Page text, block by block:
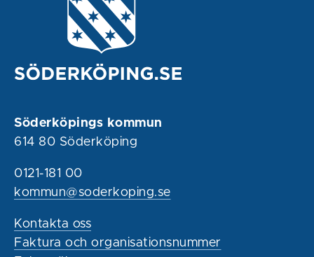
Söderköpings kommun
614 80 Söderköping
0121-181 00
kommun@soderkoping.se
Kontakta oss
Faktura och organisationsnummer